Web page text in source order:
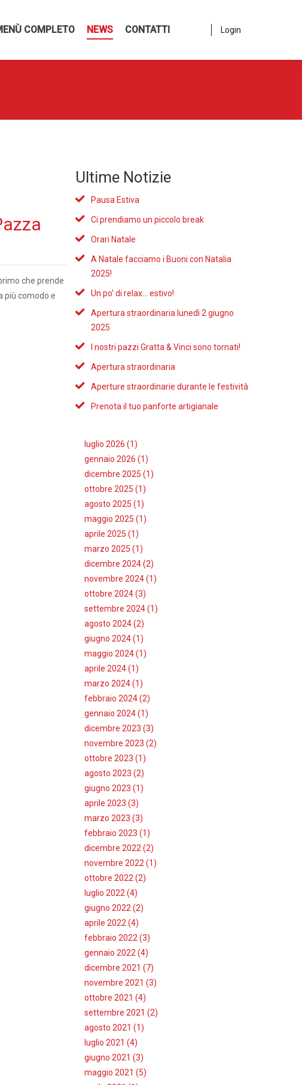
COMPLETO NEWS CONTATTI Login
che prende
più comodo e
Ultime Notizie
Pausa Estiva
Ci prendiamo un piccolo break
Orari Natale
A Natale facciamo i Buoni con Natalia
2025!
Un po' di relax... estivo!
Apertura straordinaria lunedì 2 giugno
2025
I nostri pazzi Gratta & Vinci sono tornati!
Apertura straordinaria
Aperture straordinarie durante le festività
Prenota il tuo panforte artigianale
luglio 2026 (1)
gennaio 2026 (1)
dicembre 2025 (1)
ottobre 2025 (1)
agosto 2025 (1)
maggio 2025 (1)
aprile 2025 (1)
marzo 2025 (1)
dicembre 2024 (2)
novembre 2024 (1)
ottobre 2024 (3)
settembre 2024 (1)
agosto 2024 (2)
giugno 2024 (1)
maggio 2024 (1)
aprile 2024 (1)
marzo 2024 (1)
febbraio 2024 (2)
gennaio 2024 (1)
dicembre 2023 (3)
novembre 2023 (2)
ottobre 2023 (1)
agosto 2023 (2)
giugno 2023 (1)
aprile 2023 (3)
marzo 2023 (3)
febbraio 2023 (1)
dicembre 2022 (2)
novembre 2022 (1)
ottobre 2022 (2)
luglio 2022 (4)
giugno 2022 (2)
aprile 2022 (4)
febbraio 2022 (3)
gennaio 2022 (4)
dicembre 2021 (7)
novembre 2021 (3)
ottobre 2021 (4)
settembre 2021 (2)
agosto 2021 (1)
luglio 2021 (4)
giugno 2021 (3)
maggio 2021 (5)